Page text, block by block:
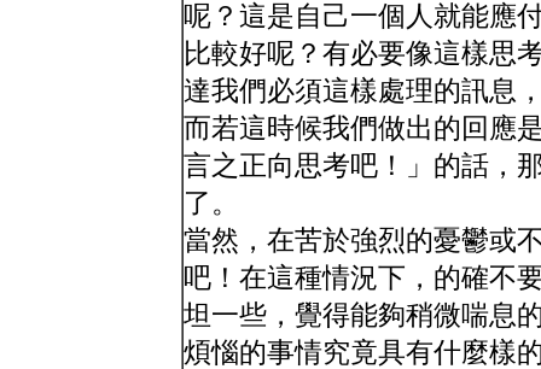
呢？這是自己一個人就能應
比較好呢？有必要像這樣思
達我們必須這樣處理的訊息
而若這時候我們做出的回應
言之正向思考吧！」的話，
了。
當然，在苦於強烈的憂鬱或
吧！在這種情況下，的確不
坦一些，覺得能夠稍微喘息
煩惱的事情究竟具有什麼樣